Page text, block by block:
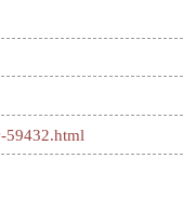
59432.html